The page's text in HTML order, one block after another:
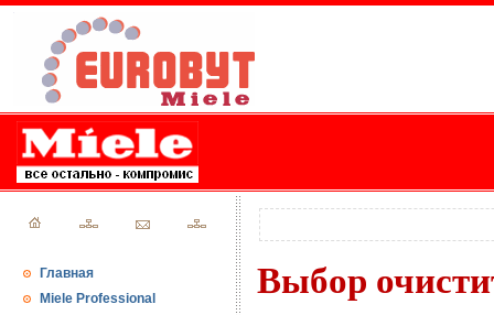
Главная
Miele Professional
Выбор